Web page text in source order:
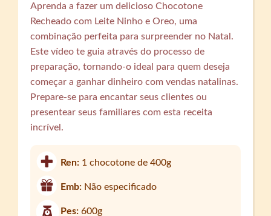
Aprenda a fazer um delicioso Chocotone
Recheado com Leite Ninho e Oreo, uma
combinação perfeita para surpreender no Natal.
Este vídeo te guia através do processo de
preparação, tornando-o ideal para quem deseja
começar a ganhar dinheiro com vendas natalinas.
Prepare-se para encantar seus clientes ou
presentear seus familiares com esta receita
incrível.
Ren: 1 chocotone de 400g
Emb: Não especificado
Pes:600g